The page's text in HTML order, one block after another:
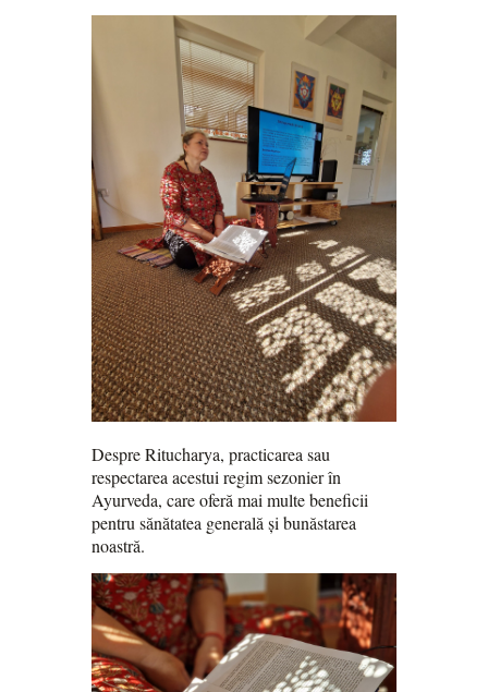
Despre Ritucharya, practicarea sau
respectarea acestui regim sezonier în
Ayurveda, care oferă mai multe beneficii
pentru sănătatea generală și bunăstarea
noastră.